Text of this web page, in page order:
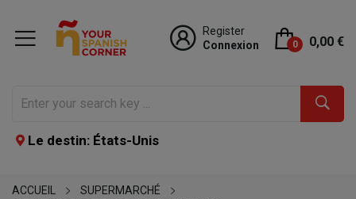
Register
Connexion
0 0,00 €
Le destin: États-Unis
ACCUEIL
SUPERMARCHÉ